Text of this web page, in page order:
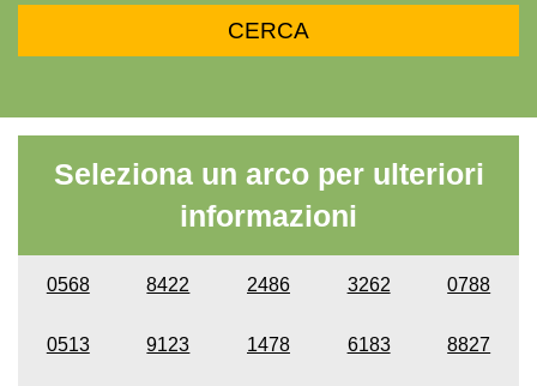
Seleziona un arco per ulteriori
informazioni
0568 8422 2486 3262 0788
0513 9123 1478 6183 8827